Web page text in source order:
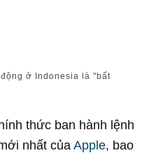
ở Indonesia là "bất
thức ban hành lệnh
nhất củaApple, bao